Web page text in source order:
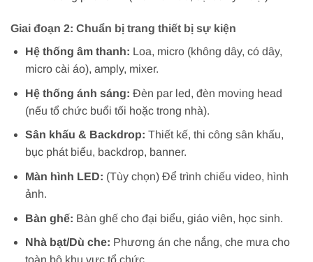
Giai đoạn 2: Chuẩn bị trang thiết bị sự kiện
Hệ thống âm thanh: Loa, micro (không dây, có dây,
micro cài áo), amply, mixer.
Hệ thống ánh sáng: Đèn par led, đèn moving head
(nếu tổ chức buổi tối hoặc trong nhà).
Sân khấu & Backdrop: Thiết kế, thi công sân khấu,
bục phát biểu, backdrop, banner.
Màn hình LED: (Tùy chọn) Để trình chiếu video, hình
ảnh.
Bàn ghế: Bàn ghế cho đại biểu, giáo viên, học sinh.
Nhà bạt/Dù che: Phương án che nắng, che mưa cho